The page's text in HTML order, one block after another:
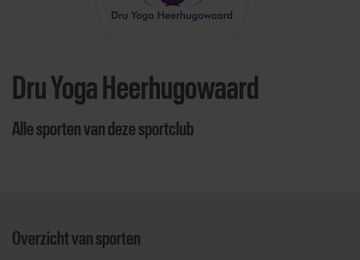
Dru Yoga Heerhugowaard
Alle sporten van deze sportclub
Overzicht van sporten